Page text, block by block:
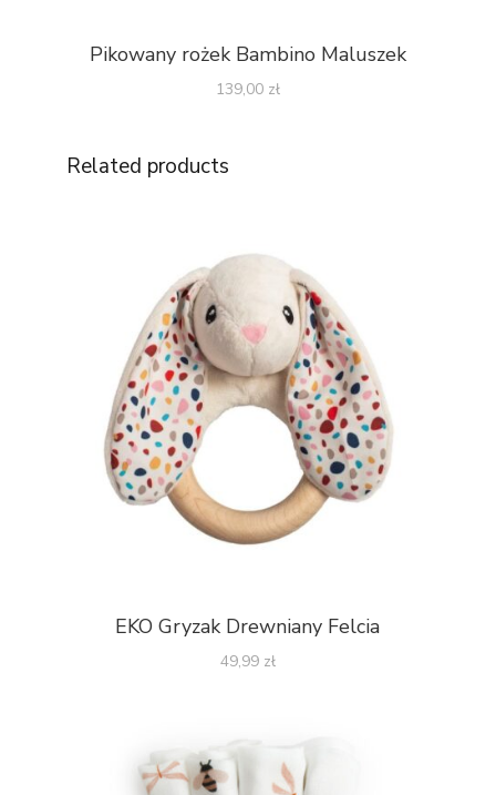
Pikowany rożek Bambino Maluszek
139,00 zł
Related products
EKO Gryzak Drewniany Felcia
49,99 zł